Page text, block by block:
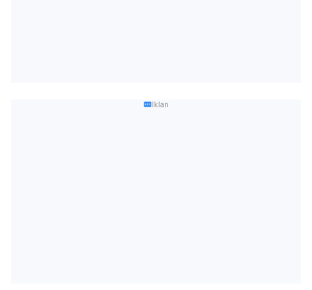
Iklan